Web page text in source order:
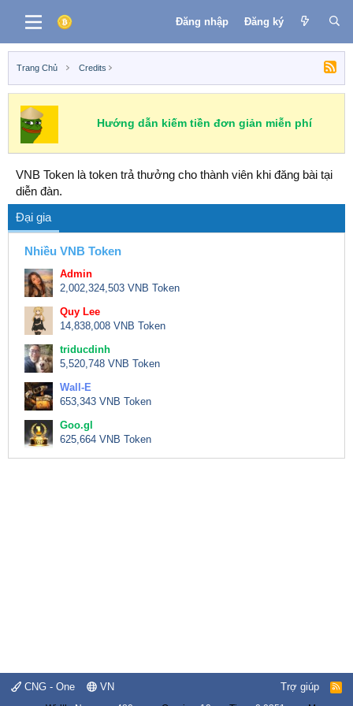
Đăng nhập Đăng ký
Trang Chủ Credits
Hướng dẫn kiếm tiền đơn giản miễn phí
VNB Token là token trả thưởng cho thành viên khi đăng bài tại
diễn đàn.
Đại gia
Nhiều VNB Token
Admin
2,002,324,503 VNB Token
Quy Lee
14,838,008 VNB Token
triducdinh
5,520,748 VNB Token
Wall-E
653,343 VNB Token
Goo.gl
625,664 VNB Token
CNG - One VN Trợ giúp
R